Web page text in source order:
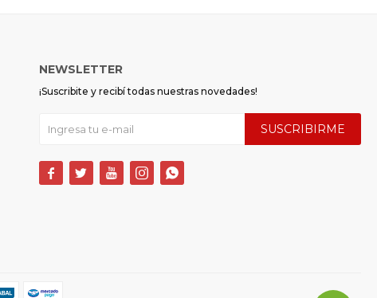
NEWSLETTER
¡Suscribite y recibí todas nuestras novedades!
SUSCRIBIRME
    